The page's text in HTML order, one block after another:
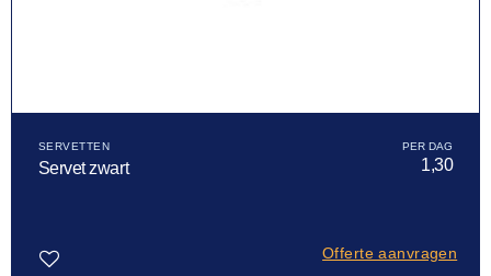
SERVETTEN
Servet zwart 1,30
Offerte aanvragen